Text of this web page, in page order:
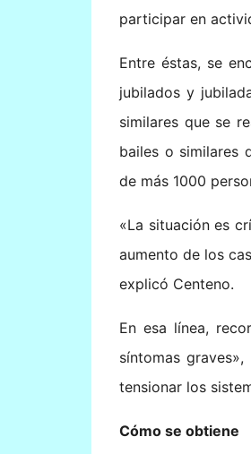
participar en
Entre éstas, se
jubilados y
similares que se
bailes o similares
de más 1000
«La situación es
aumento de los
explicó Centeno.
En esa línea,
síntomas
tensionar los
Cómo se obtiene